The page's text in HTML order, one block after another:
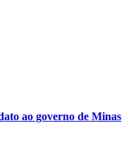
ao governo de Minas